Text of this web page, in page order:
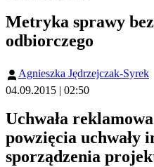
Metryka sprawy
odbiorczego
Agnieszka Jędrzejczak-Syrek
04.09.2015 | 02:50
Uchwała
powzięcia uchwały
sporządzenia